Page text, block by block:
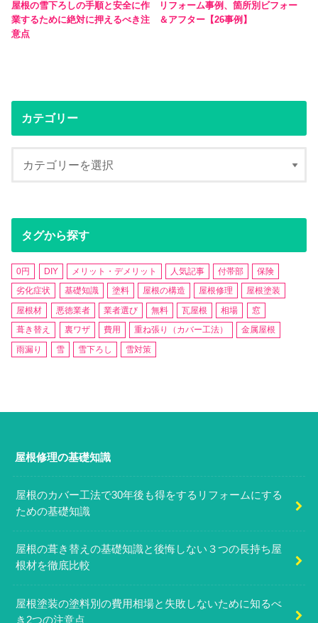
屋根の雪下ろしの手順と安全に作
業するために絶対に押えるべき注
意点
リフォーム事例、箇所別ビフォー
＆アフター【26事例】
カテゴリー
タグから探す
0円 DIY メリット・デメリット 人気記事 付帯部
保険
劣化症状
基礎知識 塗料 屋根の構造 屋根修理
屋根塗装
屋根材
悪徳業者 業者選び 無料 瓦屋根 相場
窓
葺き替え
裏ワザ 費用 重ね張り（カバー工法）
金属屋根
雨漏り
雪 雪下ろし 雪対策
屋根修理の基礎知識
屋根のカバー工法で30年後も得をするリフォームにする
ための基礎知識
屋根の葺き替えの基礎知識と後悔しない３つの長持ち屋
根材を徹底比較
屋根塗装の塗料別の費用相場と失敗しないために知るべ
き2つの注意点